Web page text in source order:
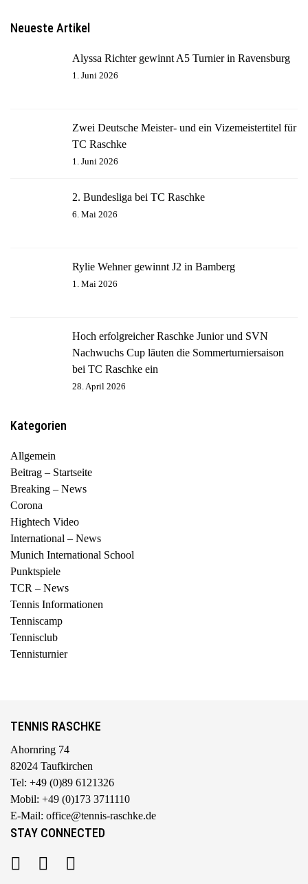
Neueste Artikel
Alyssa Richter gewinnt A5 Turnier in Ravensburg
1. Juni 2026
Zwei Deutsche Meister- und ein Vizemeistertitel für
TC Raschke
1. Juni 2026
2. Bundesliga bei TC Raschke
6. Mai 2026
Rylie Wehner gewinnt J2 in Bamberg
1. Mai 2026
Hoch erfolgreicher Raschke Junior und SVN
Nachwuchs Cup läuten die Sommerturniersaison
bei TC Raschke ein
28. April 2026
Kategorien
Allgemein
Beitrag – Startseite
Breaking – News
Corona
Hightech Video
International – News
Munich International School
Punktspiele
TCR – News
Tennis Informationen
Tenniscamp
Tennisclub
Tennisturnier
TENNIS RASCHKE
Ahornring 74
82024 Taufkirchen
Tel: +49 (0)89 6121326
Mobil: +49 (0)173 3711110
E-Mail: office@tennis-raschke.de
STAY CONNECTED